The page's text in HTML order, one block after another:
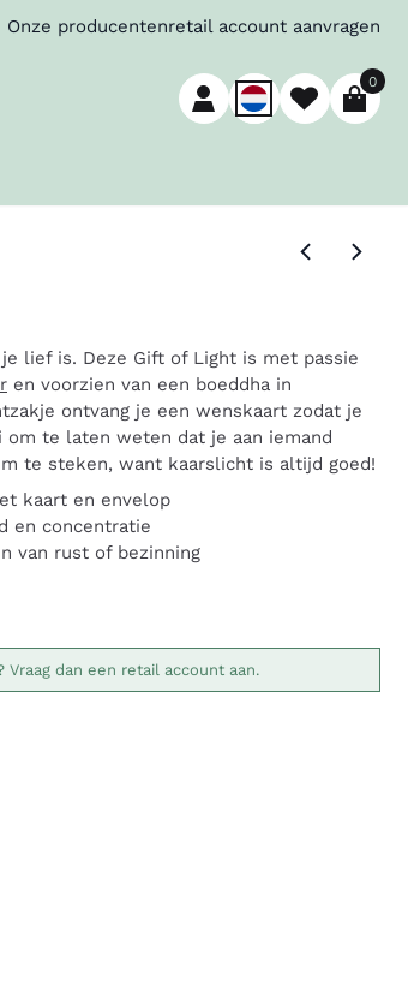
Onze producentenretail account aanvragen
0
lief is. Deze Gift of Light is met passie
en voorzien van een boeddha in
ontvang je een wenskaart zodat je
te laten weten dat je aan iemand
te steken, want kaarslicht is altijd goed!
kaart en envelop
en concentratie
van rust of bezinning
dan een retail account aan.